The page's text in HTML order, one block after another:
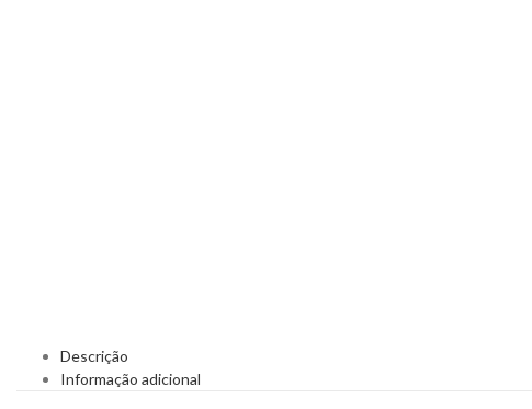
Descrição
Informação adicional